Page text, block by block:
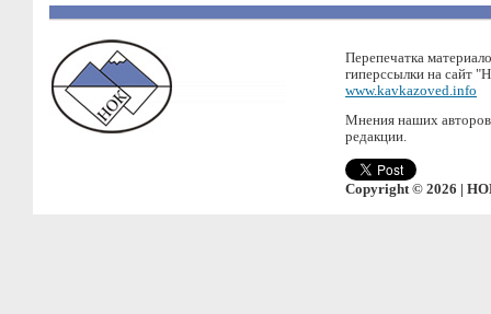
Перепечатка
гиперссылки на сайт
www.kavkazoved.info
Мнения наших авторов
редакции.
Copyright © 2026 |